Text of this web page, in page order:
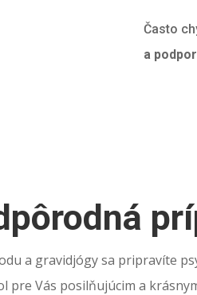
Často
a
a gravidjógy sa pripravíte
pre Vás posilňujúcim a